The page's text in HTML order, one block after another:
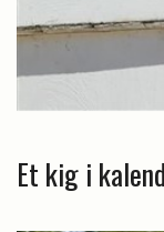
Et kig i